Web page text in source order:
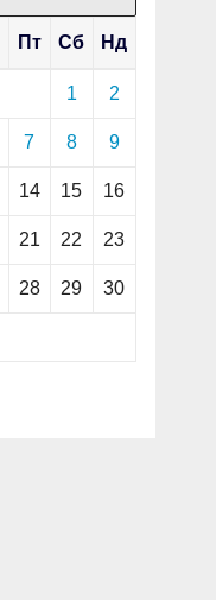
Пт Сб Нд
1 2
7 8 9
14 15 16
21 22 23
28 29 30